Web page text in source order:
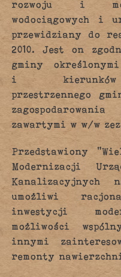
rozwoju i
wodociągowych i
przewidziany do
2010. Jest on
gminy określonymi
i kierunków
przestrzennego
zawartymi w w/w
Przedstawiony
Modernizacji
Kanalizacyjnych
umożliwi
inwestycji
możliwości
innymi
remonty